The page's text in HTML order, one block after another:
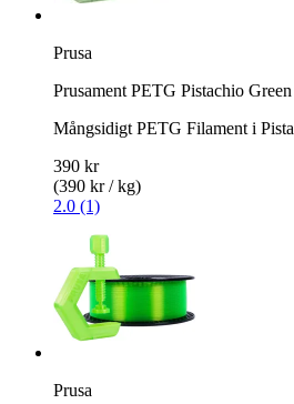
Prusa
Prusament PETG Pistachio
Mångsidigt PETG Filament i
390 kr
(390 kr / kg)
2.0 (1)
Prusa